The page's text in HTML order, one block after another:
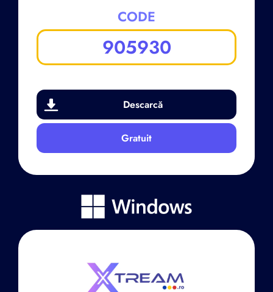
CODE
905930
Descarcă
Gratuit